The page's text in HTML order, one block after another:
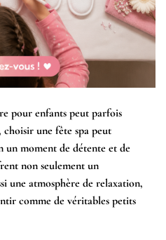
pour enfants peut parfois
une fête spa peut
un moment de détente et de
non seulement un
une atmosphère de relaxation,
comme de véritables petits